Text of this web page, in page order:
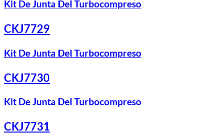
Kit De Junta Del Turbocompreso
CKJ7729
Kit De Junta Del Turbocompreso
CKJ7730
Kit De Junta Del Turbocompreso
CKJ7731